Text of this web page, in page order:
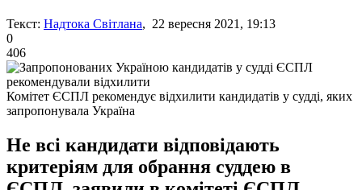
Текст: Надтока Світлана, 22 вересня 2021, 19:13
0
406
Комітет ЄСПЛ рекомендує відхилити кандидатів у судді, яких
запропонувала Україна
Не всі кандидати відповідають
критеріям для обрання суддею в